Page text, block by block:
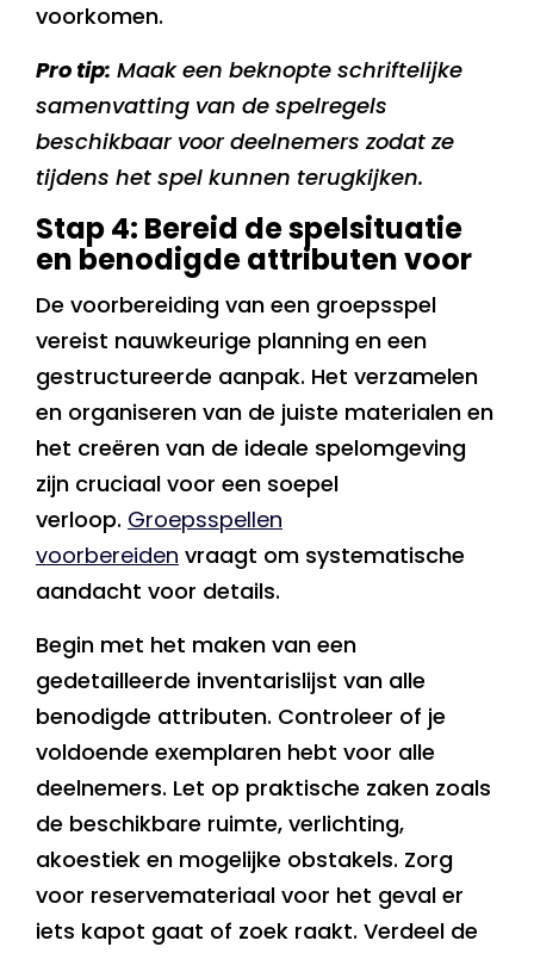
voorkomen.
Pro tip: Maak een beknopte schriftelijke
samenvatting van de spelregels
beschikbaar voor deelnemers zodat ze
tijdens het spel kunnen terugkijken.
Stap 4: Bereid de spelsituatie
en benodigde attributen voor
De voorbereiding van een groepsspel
vereist nauwkeurige planning en een
gestructureerde aanpak. Het verzamelen
en organiseren van de juiste materialen en
het creëren van de ideale spelomgeving
zijn cruciaal voor een soepel
verloop. Groepsspellen
voorbereiden vraagt om systematische
aandacht voor details.
Begin met het maken van een
gedetailleerde inventarislijst van alle
benodigde attributen. Controleer of je
voldoende exemplaren hebt voor alle
deelnemers. Let op praktische zaken zoals
de beschikbare ruimte, verlichting,
akoestiek en mogelijke obstakels. Zorg
voor reservemateriaal voor het geval er
iets kapot gaat of zoek raakt. Verdeel de